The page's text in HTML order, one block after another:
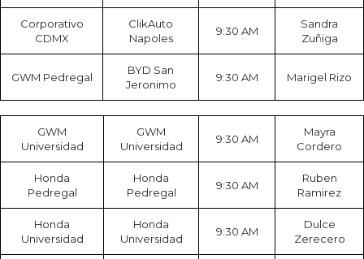
Corporativo
CDMX
ClikAuto
Napoles
9:30 AM
Sandra
Zuñiga
GWM Pedregal
BYD San
Jeronimo
9:30 AM Marigel Rizo
GWM
Universidad
GWM
Universidad
9:30 AM
Mayra
Cordero
Honda
Pedregal
Honda
Pedregal
9:30 AM
Ruben
Ramirez
Honda
Universidad
Honda
Universidad
9:30 AM
Dulce
Zerecero